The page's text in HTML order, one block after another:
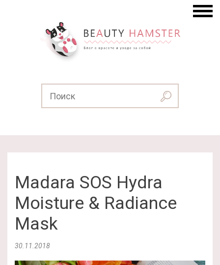
Madara SOS Hydra
Moisture & Radiance
Mask
30.11.2018